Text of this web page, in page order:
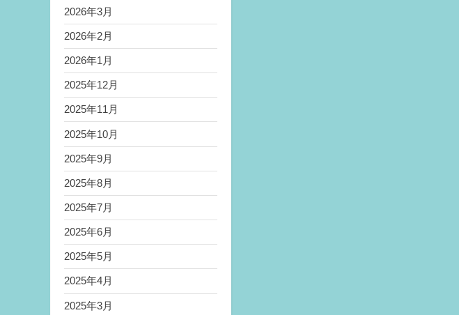
2026年3月
2026年2月
2026年1月
2025年12月
2025年11月
2025年10月
2025年9月
2025年8月
2025年7月
2025年6月
2025年5月
2025年4月
2025年3月